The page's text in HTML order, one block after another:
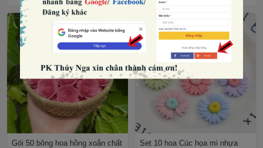
Gói 50 bông hoa hồng xoắn chất
Set 10 hoa Cúc họa mi nhựa